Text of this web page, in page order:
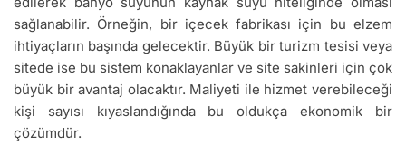
sağlanabilir. Örneğin, bir içecek fabrikası için bu elzem
ihtiyaçların başında gelecektir. Büyük bir turizm tesisi veya
sitede ise bu sistem konaklayanlar ve site sakinleri için çok
büyük bir avantaj olacaktır. Maliyeti ile hizmet verebileceği
kişi sayısı kıyaslandığında bu oldukça ekonomik bir
çözümdür.